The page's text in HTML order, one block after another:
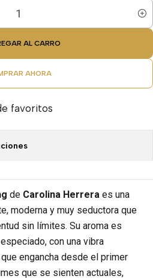
AL CARRO
AHORA
favoritos
de Carolina Herrera es una
moderna y muy seductora que
sin límites. Su aroma es
con una vibra
engancha desde el primer
que se sienten actuales,